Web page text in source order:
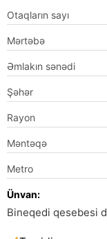
Otaqların sayı
Mərtəbə
Əmlakın sənədi
Şəhər
Rayon
Məntəqə
Metro
Ünvan:
Bineqedi qesebesi